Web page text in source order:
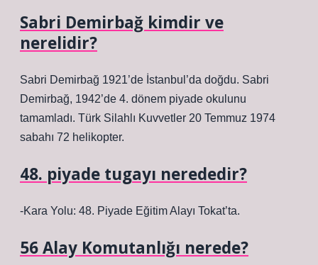
Sabri Demirbağ kimdir ve
nerelidir?
Sabri Demirbağ 1921’de İstanbul’da doğdu. Sabri
Demirbağ, 1942’de 4. dönem piyade okulunu
tamamladı. Türk Silahlı Kuvvetler 20 Temmuz 1974
sabahı 72 helikopter.
48. piyade tugayı nerededir?
-Kara Yolu: 48. Piyade Eğitim Alayı Tokat’ta.
56 Alay Komutanlığı nerede?